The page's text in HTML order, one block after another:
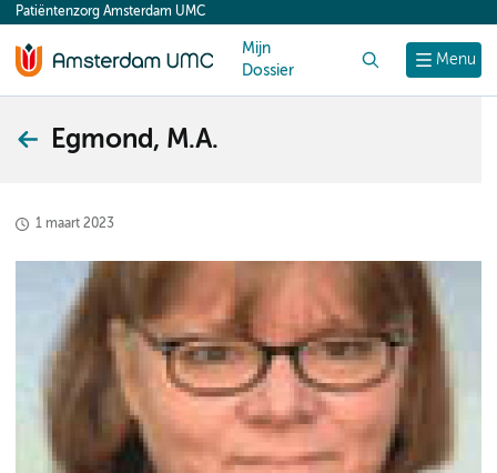
content
Menu
Patiëntenzorg Amsterdam UMC
Mijn
Dossier
Egmond, M.A.
1 maart 2023